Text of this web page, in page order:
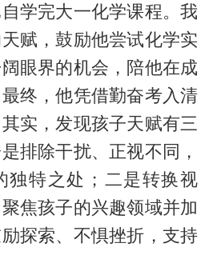
学完大一化学课程。我
赋，鼓励他尝试化学实
眼界的机会，陪他在成
终，他凭借勤奋考入清
实，发现孩子天赋有三
排除干扰、正视不同，
独特之处；二是转换视
焦孩子的兴趣领域并加
探索、不惧挫折，支持